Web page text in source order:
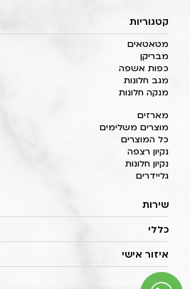
קטגוריות
מטאטאים
מבריקן
כפות אשפה
מגב חלונות
מנקה חלונות
מארזים
מוצרים משלימים
כל המוצרים
נקיון רצפה
נקיון חלונות
גליידרים
שירות
כללי
איזור אישי